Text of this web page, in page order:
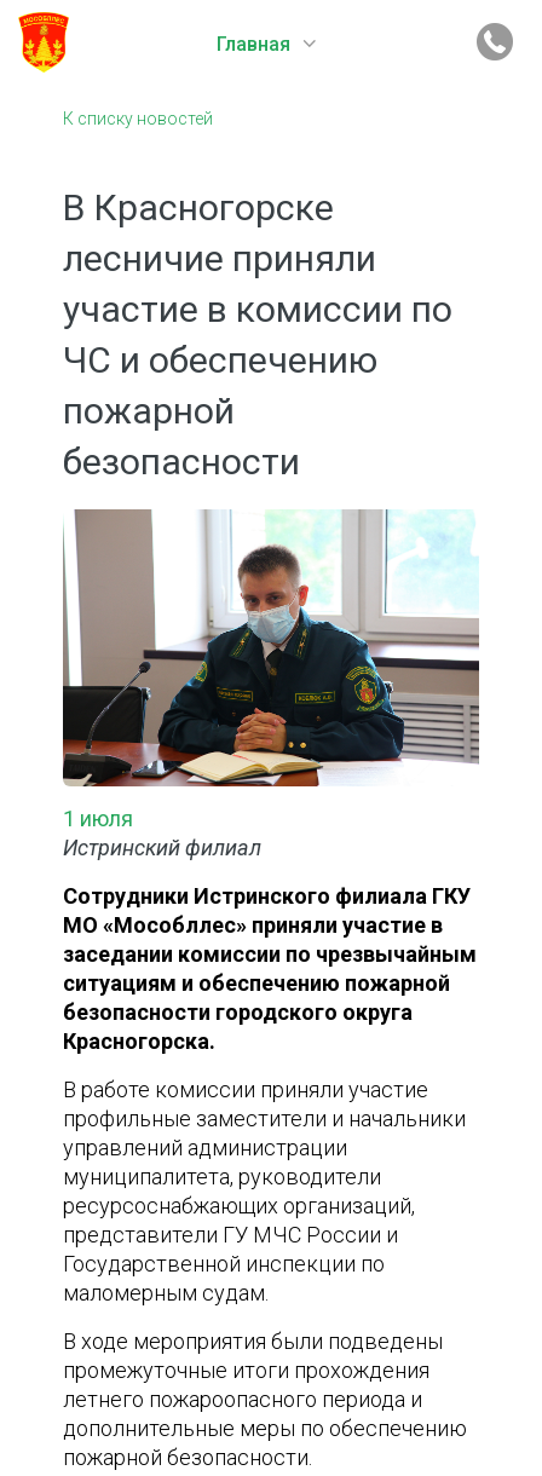
Главная
К списку новостей
В Красногорске
лесничие приняли
участие в комиссии по
ЧС и обеспечению
пожарной
безопасности
1 июля
Истринский филиал
Сотрудники Истринского филиала ГКУ
МО «Мособллес» приняли участие в
заседании комиссии по чрезвычайным
ситуациям и обеспечению пожарной
безопасности городского округа
Красногорска.
В работе комиссии приняли участие
профильные заместители и начальники
управлений администрации
муниципалитета, руководители
ресурсоснабжающих организаций,
представители ГУ МЧС России и
Государственной инспекции по
маломерным судам.
В ходе мероприятия были подведены
промежуточные итоги прохождения
летнего пожароопасного периода и
дополнительные меры по обеспечению
пожарной безопасности.